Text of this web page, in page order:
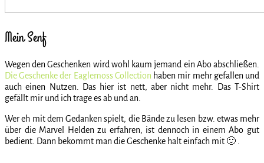
Mein Senf
Wegen den Geschenken wird wohl kaum jemand ein Abo abschließen.
Die Geschenke der Eaglemoss Collection haben mir mehr gefallen und
auch einen Nutzen. Das hier ist nett, aber nicht mehr. Das T-Shirt
gefällt mir und ich trage es ab und an.
Wer eh mit dem Gedanken spielt, die Bände zu lesen bzw. etwas mehr
über die Marvel Helden zu erfahren, ist dennoch in einem Abo gut
bedient. Dann bekommt man die Geschenke halt einfach mit 🙂 .